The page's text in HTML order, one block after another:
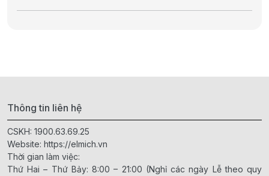
Thông tin liên hệ
CSKH: 1900.63.69.25
Website: https://elmich.vn
Thời gian làm việc:
Thứ Hai – Thứ Bảy: 8:00 – 21:00 (Nghỉ các ngày Lễ theo quy